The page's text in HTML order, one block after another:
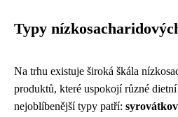
Typy
Na trhu existuje široká škála
produktů, které uspokojí různé
nejoblíbenější typy patří: